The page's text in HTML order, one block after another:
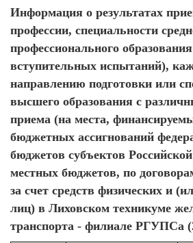
Информация о результатах
профессии, специальности
профессионального
вступительных испытаний),
направлению подготовки или
высшего образования с
приема (на места,
бюджетных ассигнований
бюджетов субъектов
местных бюджетов, по
за счет средств физических и
лиц) в Лиховском техникуме
транспорта - филиале РГУПСа